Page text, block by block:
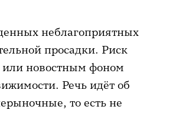
неблагоприятных
просадки. Риск
или новостным фоном
Речь идёт об
то есть не